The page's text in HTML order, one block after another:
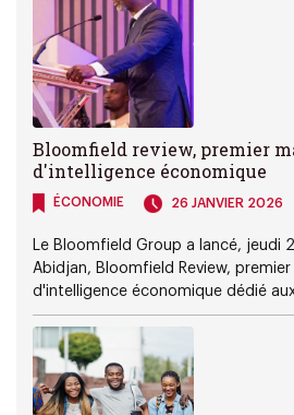
Bloomfield review, premier
d'intelligence économique
ÉCONOMIE 26 JANVIER 2026
Le Bloomfield Group a lancé, jeudi
Abidjan, Bloomfield Review,
d'intelligence économique dédié aux